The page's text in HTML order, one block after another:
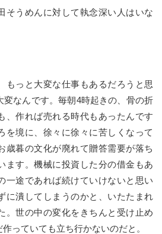
そうめんに対して執念深い人はいな
もっと大変な仕事もあるだろうと思
変なんです。毎朝4時起きの、骨の折
、作れば売れる時代もあったんです
を境に、徐々に徐々に苦しくなって
歳暮の文化が廃れて贈答需要が落ち
ます。機械に投資した分の借金もあ
一途であれば続けていけないと思い
に潰してしまうのかと、いたたまれ
。世の中の変化をきちんと受け止め
っていても立ち行かないのだと。